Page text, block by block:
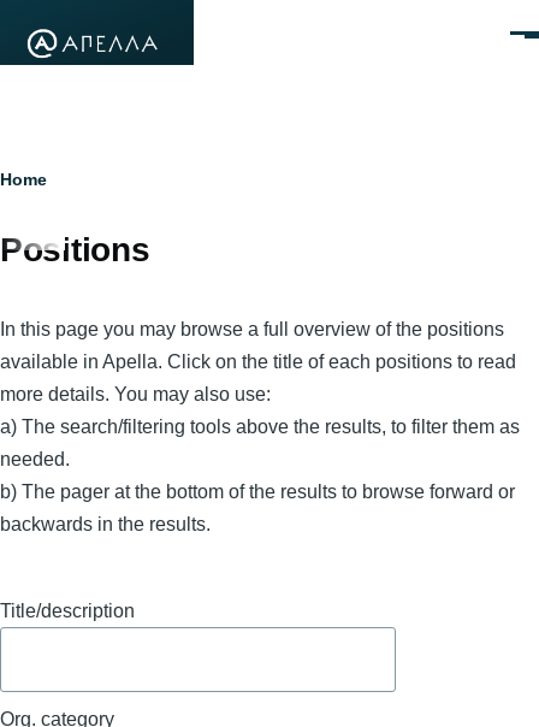
Breadcrumb
Home
Positions
In this page you may browse a full overview of the positions
available in Apella. Click on the title of each positions to read
more details. You may also use:
a) The search/filtering tools above the results, to filter them as
needed.
b) The pager at the bottom of the results to browse forward or
backwards in the results.
Title/description
Org. category